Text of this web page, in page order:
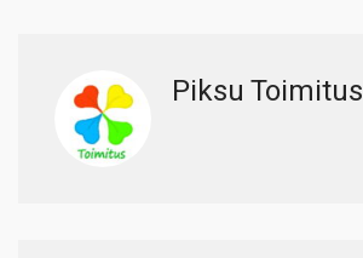
Piksu Toimitus